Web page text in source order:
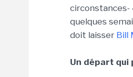
circonstances-
quelques
doit laisser Bill
Un départ